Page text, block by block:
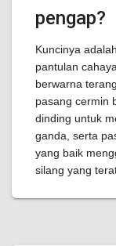
pengap?
Kuncinya
pantulan
berwarna
pasang cermin
dinding untuk
ganda, serta
yang baik
silang yang